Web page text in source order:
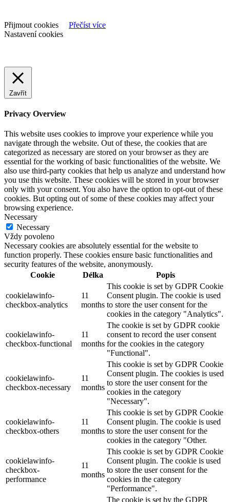
Přijmout cookies
Přečíst více
Nastavení cookies
Zavřít
Privacy Overview
This website uses cookies to improve your experience while you
navigate through the website. Out of these, the cookies that are
categorized as necessary are stored on your browser as they are
essential for the working of basic functionalities of the website. We
also use third-party cookies that help us analyze and understand how
you use this website. These cookies will be stored in your browser
only with your consent. You also have the option to opt-out of these
cookies. But opting out of some of these cookies may affect your
browsing experience.
Necessary
Necessary
Vždy povoleno
Necessary cookies are absolutely essential for the website to
function properly. These cookies ensure basic functionalities and
security features of the website, anonymously.
Cookie
Délka Popis
cookielawinfo-
checkbox-analytics
11
months
This cookie is set by GDPR Cookie
Consent plugin. The cookie is used
to store the user consent for the
cookies in the category "Analytics".
cookielawinfo-
checkbox-functional
11
months
The cookie is set by GDPR cookie
consent to record the user consent
for the cookies in the category
"Functional".
cookielawinfo-
checkbox-necessary
11
months
This cookie is set by GDPR Cookie
Consent plugin. The cookies is used
to store the user consent for the
cookies in the category
"Necessary".
cookielawinfo-
checkbox-others
11
months
This cookie is set by GDPR Cookie
Consent plugin. The cookie is used
to store the user consent for the
cookies in the category "Other.
cookielawinfo-
checkbox-
performance
11
months
This cookie is set by GDPR Cookie
Consent plugin. The cookie is used
to store the user consent for the
cookies in the category
"Performance".
The cookie is set by the GDPR